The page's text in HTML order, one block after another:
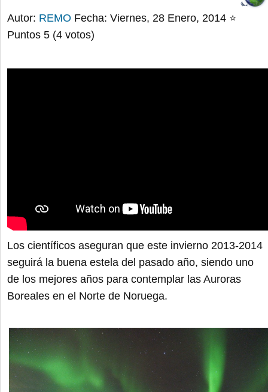
Autor: REMO Fecha: Viernes, 28 Enero, 2014 ⭐
Puntos 5 (4 votos)
Los científicos aseguran que este invierno 2013-2014
seguirá la buena estela del pasado año, siendo uno
de los mejores años para contemplar las Auroras
Boreales en el Norte de Noruega.